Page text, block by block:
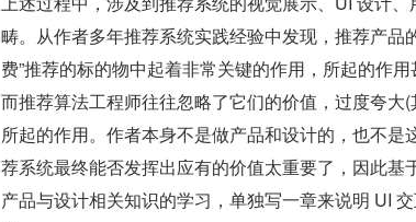
畴。从作者多年推荐系统实践经验中发现，推荐产品
费”推荐的标的物中起着非常关键的作用，所起的作
而推荐算法工程师往往忽略了它们的价值，过度夸
所起的作用。作者本身不是做产品和设计的，也不
荐系统最终能否发挥出应有的价值太重要了，因此
产品与设计相关知识的学习，单独写一章来说明 UI